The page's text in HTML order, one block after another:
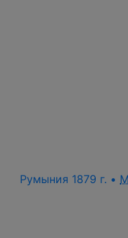
Румыния 1879 г. •